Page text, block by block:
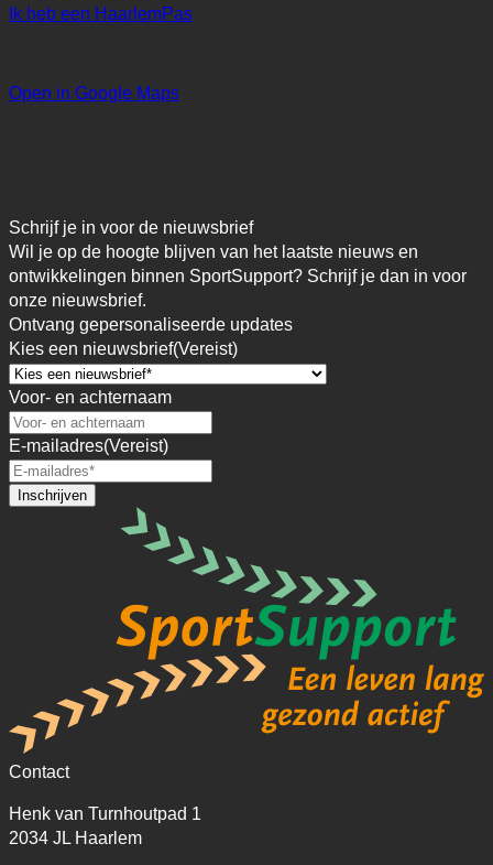
Ik heb een HaarlemPas
Open in Google Maps
Schrijf je in voor de nieuwsbrief
Wil je op de hoogte blijven van het laatste nieuws en
ontwikkelingen binnen SportSupport? Schrijf je dan in voor
onze nieuwsbrief.
Ontvang gepersonaliseerde updates
Kies een nieuwsbrief(Vereist)
Voor- en achternaam
E-mailadres(Vereist)
Contact
Henk van Turnhoutpad 1
2034 JL Haarlem